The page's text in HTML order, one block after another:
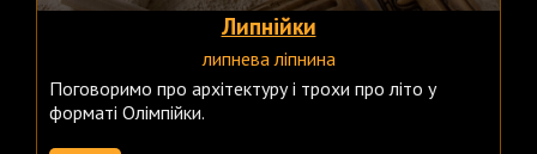
Липнійки
липнева ліпнина
Поговоримо про архітектуру і трохи про літо у
форматі Олімпійки.